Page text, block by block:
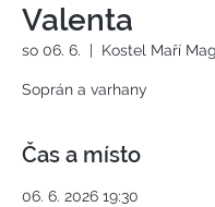
Valenta
so 06. 6.
  |
Kostel Maří
Soprán a varhany
Čas a místo
06. 6. 2026 19:30